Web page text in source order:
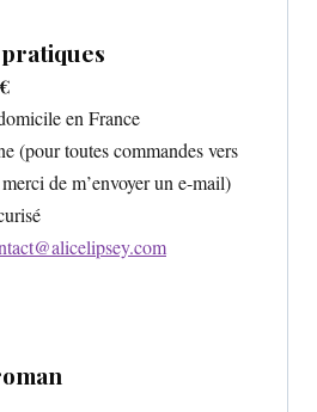
en France
(pour toutes commandes vers
de m’envoyer un e-mail)